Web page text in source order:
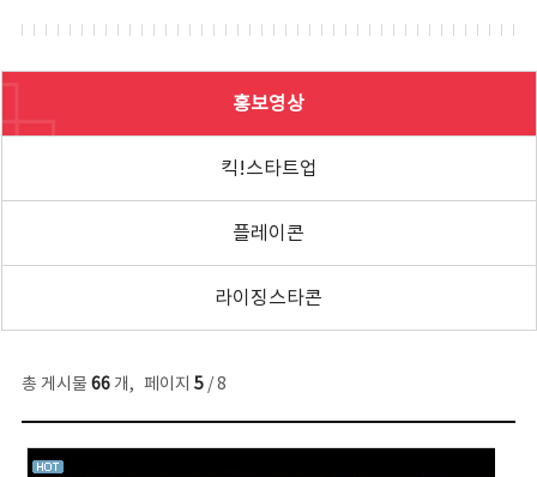
홍보영상
킥!스타트업
플레이콘
라이징스타콘
총 게시물 66개, 페이지 5/ 8